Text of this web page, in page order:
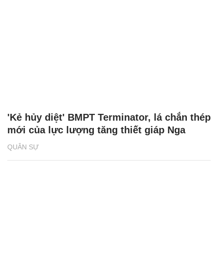
QUÂN SỰ
'Kẻ hủy diệt' BMPT Terminator, lá chắn thép
mới của lực lượng tăng thiết giáp Nga